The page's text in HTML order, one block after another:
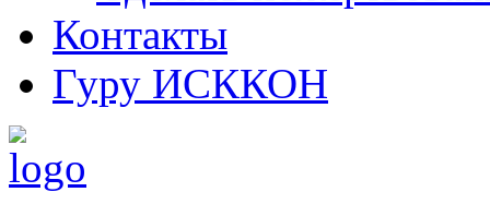
Контакты
Гуру ИСККОН